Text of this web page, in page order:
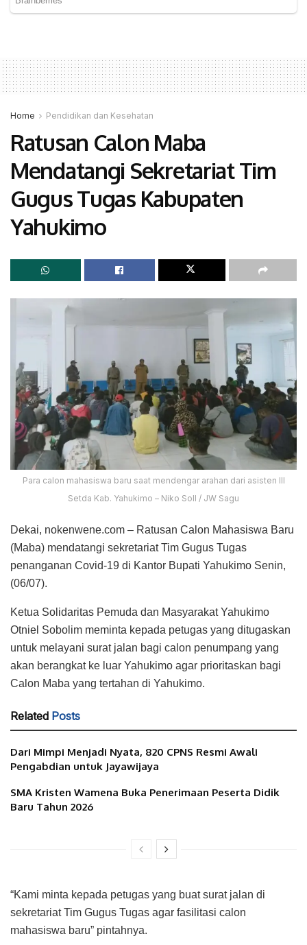
Home Pendidikan dan Kesehatan
Ratusan Calon Maba
Mendatangi Sekretariat Tim
Gugus Tugas Kabupaten
Yahukimo
Para calon mahasiswa baru saat mendengar arahan dari asisten III
Setda Kab. Yahukimo – Niko Soll / JW Sagu
Dekai, nokenwene.com – Ratusan Calon Mahasiswa Baru
(Maba) mendatangi sekretariat Tim Gugus Tugas
penanganan Covid-19 di Kantor Bupati Yahukimo Senin,
(06/07).
Ketua Solidaritas Pemuda dan Masyarakat Yahukimo
Otniel Sobolim meminta kepada petugas yang ditugaskan
untuk melayani surat jalan bagi calon penumpang yang
akan berangkat ke luar Yahukimo agar prioritaskan bagi
Calon Maba yang tertahan di Yahukimo.
Related Posts
Dari Mimpi Menjadi Nyata, 820 CPNS Resmi Awali
Pengabdian untuk Jayawijaya
SMA Kristen Wamena Buka Penerimaan Peserta Didik
Baru Tahun 2026
“Kami minta kepada petugas yang buat surat jalan di
sekretariat Tim Gugus Tugas agar fasilitasi calon
mahasiswa baru” pintahnya.